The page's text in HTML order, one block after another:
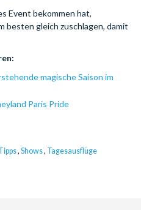
Event bekommen hat,
besten gleich zuschlagen, damit
magische Saison im
Paris Pride
, Shows, Tagesausflüge